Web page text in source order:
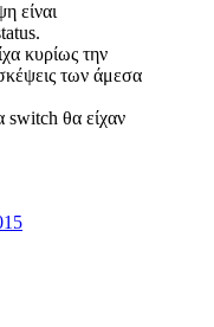
είναι
κυρίως την
των άμεσα
switch θα είχαν